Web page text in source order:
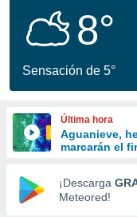
se
calidad.
a este
las
y
forma
digital
basada
8°
Sensación de 5°
Última hora
Aguanieve,
marcarán el
¡Descarga
Meteored!